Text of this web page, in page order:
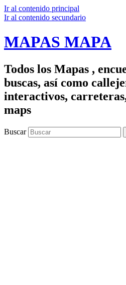
Ir al contenido principal
Ir al contenido secundario
MAPAS MAPA
Todos los Mapas ,
buscas, así como
interactivos,
maps
Buscar